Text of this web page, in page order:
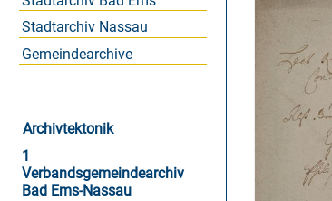
Stadtarchiv Nassau
Gemeindearchive
Archivtektonik
1
Verbandsgemeindearchiv
Bad Ems-Nassau